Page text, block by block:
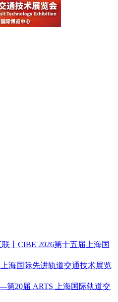
丨CIBE 2026第十五届上海国
上海国际先进轨道交通技术展览
第20届 ARTS 上海国际轨道交